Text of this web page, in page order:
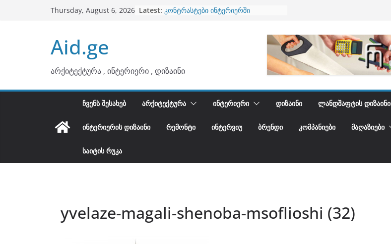
Thursday, August 6, 2026 Latest: კონტრასტები ინტერიერში
Aid.ge
არქიტექტურა , ინტერიერი , დიზაინი
ᲩᲕᲔᲜᲡ ᲨᲔᲡᲐᲮᲔᲑ ᲐᲠᲥᲘᲢᲔᲥᲢᲣᲠᲐ ᲘᲜᲢᲔᲠᲘᲔᲠᲘ ᲓᲘᲖᲐᲘᲜᲘ ᲚᲐᲜᲓᲨᲐᲤᲢᲘᲡ ᲓᲘᲖᲐᲘᲜᲘ
ᲘᲜᲢᲔᲠᲘᲔᲠᲘᲡ ᲓᲘᲖᲐᲘᲜᲘ ᲠᲔᲛᲝᲜᲢᲘ ᲘᲜᲢᲔᲠᲕᲘᲣ ᲑᲠᲔᲜᲓᲘ ᲙᲝᲛᲞᲐᲜᲘᲔᲑᲘ ᲛᲐᲦᲐᲖᲘᲔᲑᲘ
ᲡᲐᲘᲢᲘᲡ ᲠᲣᲙᲐ
yvelaze-magali-shenoba-msoflioshi (32)